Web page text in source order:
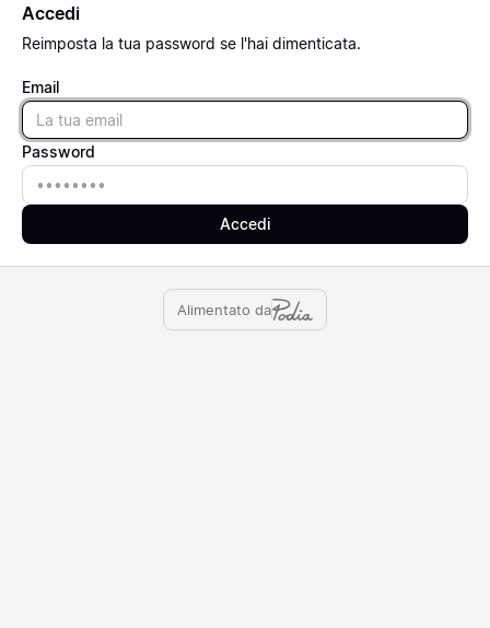
Accedi
Reimposta la tua password se l'hai dimenticata.
Email
Email
Password
Password
Accedi
Alimentato da